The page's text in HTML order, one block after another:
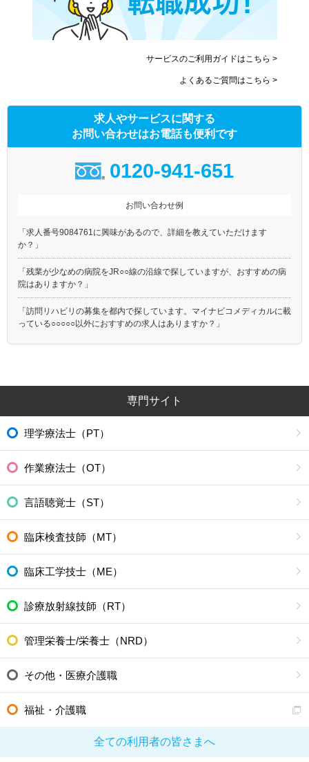
サービスのご利用ガイドはこちら >
よくあるご質問はこちら >
求人やサービスに関する
お問い合わせはお電話も便利です
0120-941-651
お問い合わせ例
「求人番号9084761に興味があるので、詳細を教えていただけます
か？」
「残業が少なめの病院をJR○○線の沿線で探していますが、おすすめの病
院はありますか？」
「訪問リハビリの募集を都内で探しています。マイナビコメディカルに載
っている○○○○○以外におすすめの求人はありますか？」
専門サイト
理学療法士（PT）
作業療法士（OT）
言語聴覚士（ST）
臨床検査技師（MT）
臨床工学技士（ME）
診療放射線技師（RT）
管理栄養士/栄養士（NRD）
その他・医療介護職
福祉・介護職
全ての利用者の皆さまへ